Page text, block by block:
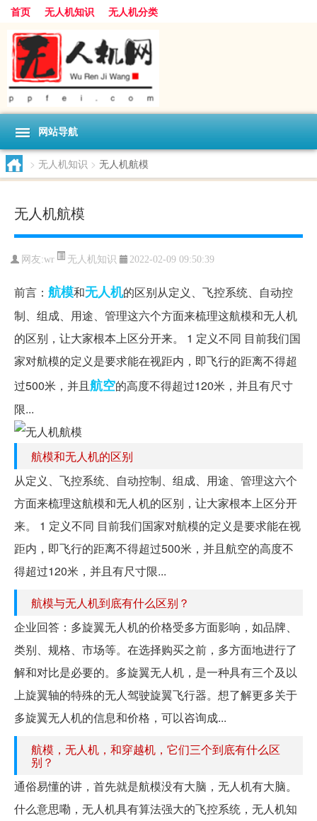
首页 无人机知识 无人机分类
网站导航
> 无人机知识 > 无人机航模
无人机航模
网友:wr 无人机知识 2022-02-09 09:50:39
前言： 航模和无人机的区别从定义、飞控系统、自动控
制、组成、用途、管理这六个方面来梳理这航模和无人机
的区别，让大家根本上区分开来。 1 定义不同 目前我们国
家对航模的定义是要求能在视距内，即飞行的距离不得超
过500米，并且航空的高度不得超过120米，并且有尺寸
限...
航模和无人机的区别
从定义、飞控系统、自动控制、组成、用途、管理这六个
方面来梳理这航模和无人机的区别，让大家根本上区分开
来。 1 定义不同 目前我们国家对航模的定义是要求能在视
距内，即飞行的距离不得超过500米，并且航空的高度不
得超过120米，并且有尺寸限...
航模与无人机到底有什么区别？
企业回答：多旋翼无人机的价格受多方面影响，如品牌、
类别、规格、市场等。在选择购买之前，多方面地进行了
解和对比是必要的。多旋翼无人机，是一种具有三个及以
上旋翼轴的特殊的无人驾驶旋翼飞行器。想了解更多关于
多旋翼无人机的信息和价格，可以咨询成...
航模，无人机，和穿越机，它们三个到底有什么区
别？
通俗易懂的讲，首先就是航模没有大脑，无人机有大脑。
什么意思嘞，无人机具有算法强大的飞控系统，无人机知